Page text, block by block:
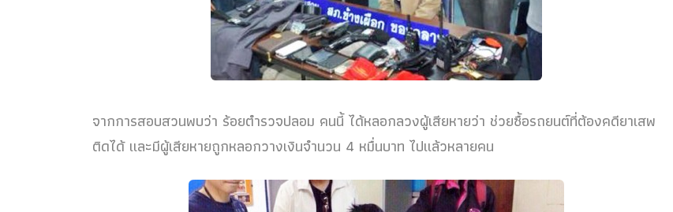
จากการสอบสวนพบว่า ร้อยตำรวจปลอม คนนี้ ได้หลอกลวงผู้เสียหายว่า ช่วยซื้อรถยนต์ที่ต้องคดียาเสพ
ติดได้ และมีผู้เสียหายถูกหลอกวางเงินจำนวน 4 หมื่นบาท ไปแล้วหลายคน